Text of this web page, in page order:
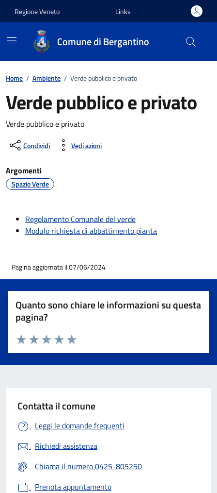
Regione Veneto Links
Comune di Bergantino
Home / Ambiente / Verde pubblico e privato
Verde pubblico e privato
Verde pubblico e privato
Condividi Vedi azioni
Argomenti
Spazio Verde
Regolamento Comunale del verde
Modulo richiesta di abbattimento pianta
Pagina aggiornata il 07/06/2024
Quanto sono chiare le informazioni su questa
pagina?
Valuta 5 stelle su 5
Valuta 4 stelle su 5
Valuta 3 stelle su 5
Valuta 2 stelle su 5
Valuta 1 stelle su 5
Contatta il comune
Leggi le domande frequenti
Richiedi assistenza
Chiama il numero 0425-805250
Prenota appuntamento